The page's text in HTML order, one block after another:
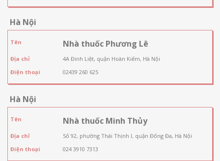
Hà Nội
Tên Nhà thuốc Phương Lê
Địa chỉ
4A Đinh Liệt, quận Hoàn Kiếm, Hà Nội
Điện thoại
02439 260 625
Hà Nội
Tên Nhà thuốc Minh Thủy
Địa chỉ
Số 92, phường Thái Thịnh I, quận Đống Đa, Hà Nội
Điện thoại
024 3910 7313